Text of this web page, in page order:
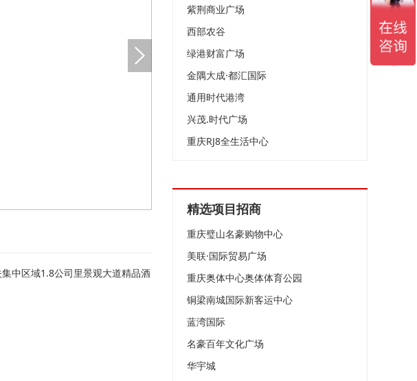
中区域1.8公司里景观大道精品酒
紫荆商业广场
西部农谷
绿港财富广场
金隅大成·都汇国际
通用时代港湾
兴茂.时代广场
重庆RJ8全生活中心
精选项目招商
重庆璧山名豪购物中心
美联·国际贸易广场
重庆奥体中心奥体体育公园
铜梁南城国际新客运中心
蓝湾国际
名豪百年文化广场
华宇城